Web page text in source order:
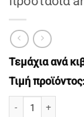
Τεμάχια ανά
Τιμή
FIJI brown -